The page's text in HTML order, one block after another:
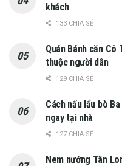
khách
133 CHIA SẺ
Quán Bánh căn
thuộc người dân
129 CHIA SẺ
Cách nấu lẩu bò
ngay tại nhà
127 CHIA SẺ
Nem nướng Tân